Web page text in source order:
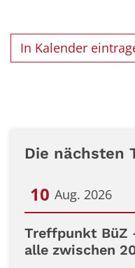
In Kalender
Die nächsten
10 Aug. 2026
Datum: 10. August
Treffpunkt BüZ
alle zwischen